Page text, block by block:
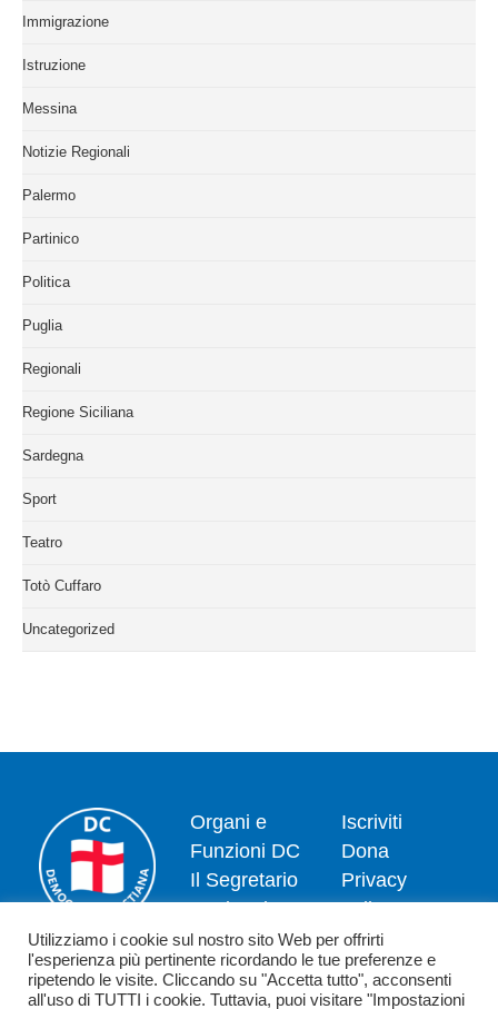
Immigrazione
Istruzione
Messina
Notizie Regionali
Palermo
Partinico
Politica
Puglia
Regionali
Regione Siciliana
Sardegna
Sport
Teatro
Totò Cuffaro
Uncategorized
Organi e
Funzioni DC
Il Segretario
Nazionale
Dipartimenti
News
Contatti
Iscriviti
Dona
Privacy
policy
Politica dei
cookie
Utilizziamo i cookie sul nostro sito Web per offrirti
l'esperienza più pertinente ricordando le tue preferenze e
ripetendo le visite. Cliccando su "Accetta tutto", acconsenti
all'uso di TUTTI i cookie. Tuttavia, puoi visitare "Impostazioni